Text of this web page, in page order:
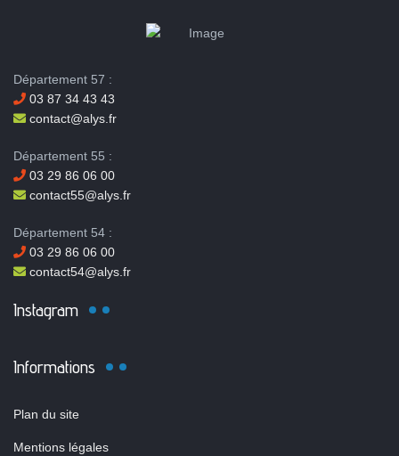
Département 57 :
03 87 34 43 43
contact@alys.fr
Département 55 :
03 29 86 06 00
contact55@alys.fr
Département 54 :
03 29 86 06 00
contact54@alys.fr
Instagram
Informations
Plan du site
Mentions légales